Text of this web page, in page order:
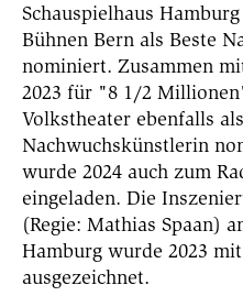
Schauspielhaus
Bühnen Bern als Beste
nominiert. Zusammen
2023 für "8 1/2
Volkstheater ebenfalls
Nachwuchskünstlerin
wurde 2024 auch zum
eingeladen. Die
(Regie: Mathias Spaan)
Hamburg wurde 2023
ausgezeichnet.